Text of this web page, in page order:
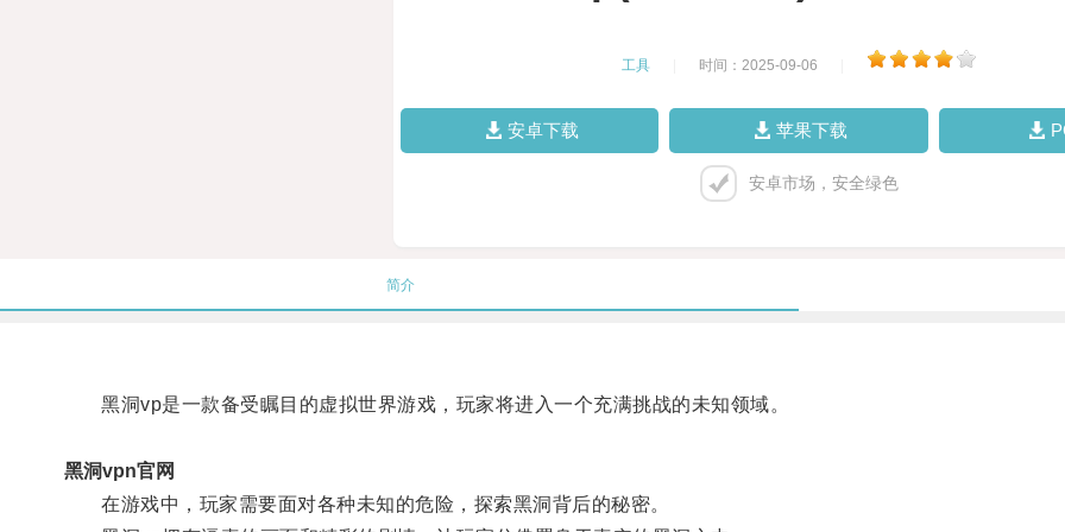
工具 时间：2025-09-06
安卓下载 苹果下载
安卓市场，安全绿色
简介
黑洞vp是一款备受瞩目的虚拟世界游戏，玩家将进入一个充满挑战的未知领域。
黑洞vpn官网
在游戏中，玩家需要面对各种未知的危险，探索黑洞背后的秘密。